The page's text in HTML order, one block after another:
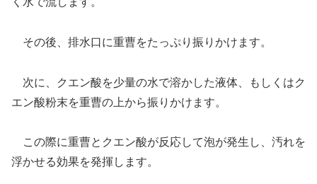
その後、排水口に重曹をたっぷり振りかけます。
次に、クエン酸を少量の水で溶かした液体、もしくはク
エン酸粉末を重曹の上から振りかけます。
この際に重曹とクエン酸が反応して泡が発生し、汚れを
浮かせる効果を発揮します。